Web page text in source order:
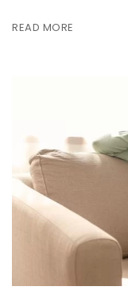
READ MORE